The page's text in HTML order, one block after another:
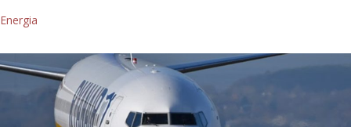
Energia